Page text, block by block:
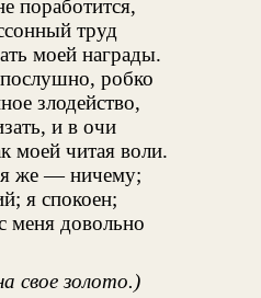
поработится,
труд
моей награды.
робко
злодейство,
и в очи
моей читая воли.
же — ничему;
я спокоен;
довольно
свое золото.)